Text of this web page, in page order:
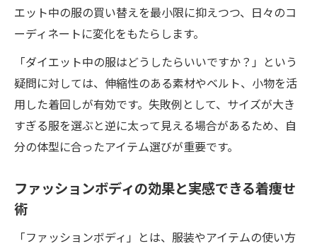
エット中の服の買い替えを最小限に抑えつつ、日々のコ
ーディネートに変化をもたらします。
「ダイエット中の服はどうしたらいいですか？」という
疑問に対しては、伸縮性のある素材やベルト、小物を活
用した着回しが有効です。失敗例として、サイズが大き
すぎる服を選ぶと逆に太って見える場合があるため、自
分の体型に合ったアイテム選びが重要です。
ファッションボディの効果と実感できる着痩せ
術
「ファッションボディ」とは、服装やアイテムの使い方